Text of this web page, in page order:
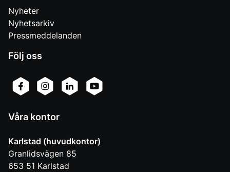
Nyheter
Nyhetsarkiv
Pressmeddelanden
Följ oss
Våra kontor
Karlstad (huvudkontor)
Granlidsvägen 85
653 51 Karlstad